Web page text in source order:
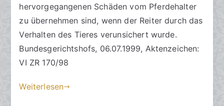
c
a
n
ä
ö
n
t
i
n
e
zu
beim
hervorgegangenen Schäden vom Pferdehalter
zu übernehmen sind, wenn der Reiter durch das
Verhalten des Tieres verunsichert wurde.
Bundesgerichtshofs, 06.07.1999, Aktenzeichen:
VI ZR 170/98
Weiterlesen